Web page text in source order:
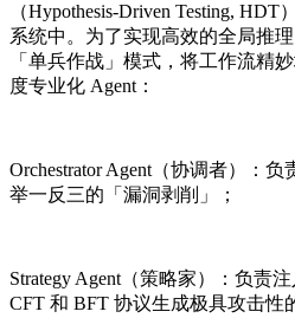
（Hypothesis-Driven Testing,
系统中。为了实现高效的全局推
「单兵作战」模式，将工作流精
度专业化 Agent：
Orchestrator Agent（协调者）：
举一反三的「漏洞剥削」；
Strategy Agent（策略家）：负责
CFT 和 BFT 协议生成极具攻击性